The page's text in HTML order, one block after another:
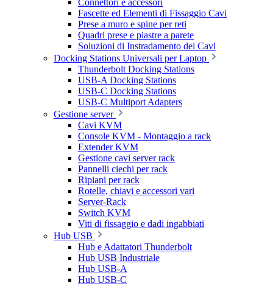
Connettori e accessori
Fascette ed Elementi di Fissaggio Cavi
Prese a muro e spine per reti
Quadri prese e piastre a parete
Soluzioni di Instradamento dei Cavi
Docking Stations Universali per Laptop
Thunderbolt Docking Stations
USB-A Docking Stations
USB-C Docking Stations
USB-C Multiport Adapters
Gestione server
Cavi KVM
Console KVM - Montaggio a rack
Extender KVM
Gestione cavi server rack
Pannelli ciechi per rack
Ripiani per rack
Rotelle, chiavi e accessori vari
Server-Rack
Switch KVM
Viti di fissaggio e dadi ingabbiati
Hub USB
Hub e Adattatori Thunderbolt
Hub USB Industriale
Hub USB-A
Hub USB-C